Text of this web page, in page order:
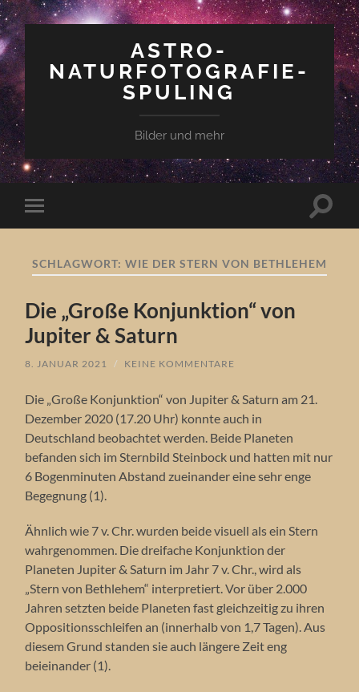
ASTRO-
NATURFOTOGRAFIE-
SPULING
Bilder und mehr
Mobile-
Menü
SCHLAGWORT: WIE DER STERN VON BETHLEHEM
Die „Große Konjunktion“ von
Jupiter & Saturn
8. JANUAR 2021 / KEINE KOMMENTARE
Die „Große Konjunktion“ von Jupiter & Saturn am 21.
Dezember 2020 (17.20 Uhr) konnte auch in
Deutschland beobachtet werden. Beide Planeten
befanden sich im Sternbild Steinbock und hatten mit nur
6 Bogenminuten Abstand zueinander eine sehr enge
Begegnung (1).
Ähnlich wie 7 v. Chr. wurden beide visuell als ein Stern
wahrgenommen. Die dreifache Konjunktion der
Planeten Jupiter & Saturn im Jahr 7 v. Chr., wird als
„Stern von Bethlehem“ interpretiert. Vor über 2.000
Jahren setzten beide Planeten fast gleichzeitig zu ihren
Oppositionsschleifen an (innerhalb von 1,7 Tagen). Aus
diesem Grund standen sie auch längere Zeit eng
beieinander (1).